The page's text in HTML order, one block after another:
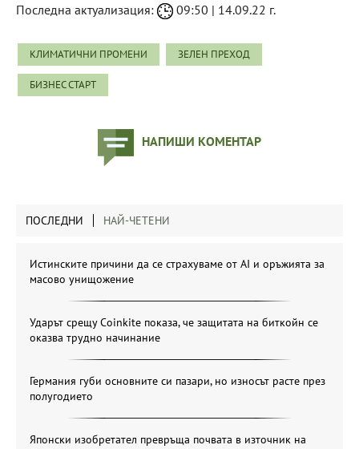
Последна актуализация: 09:50 | 14.09.22 г.
КЛИМАТИЧНИ ПРОМЕНИ ЗЕЛЕН ПРЕХОД
БИЗНЕС СТАРТ
НАПИШИ КОМЕНТАР
ПОСЛЕДНИ НАЙ-ЧЕТЕНИ
Истинските причини да се страхуваме от AI и оръжията за
масово унищожение
Ударът срещу Coinkite показа, че защитата на биткойн се
оказва трудно начинание
Германия губи основните си пазари, но износът расте през
полугодието
Японски изобретател превръща почвата в източник на